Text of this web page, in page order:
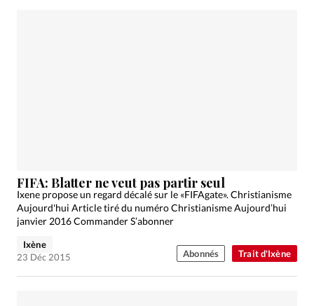
Trait d'Ixène
FIFA: Blatter ne veut pas partir seul
Ixene propose un regard décalé sur le «FIFAgate». Christianisme
Aujourd'hui Article tiré du numéro Christianisme Aujourd’hui
janvier 2016 Commander S’abonner
Ixène
23 Déc 2015
Abonnés